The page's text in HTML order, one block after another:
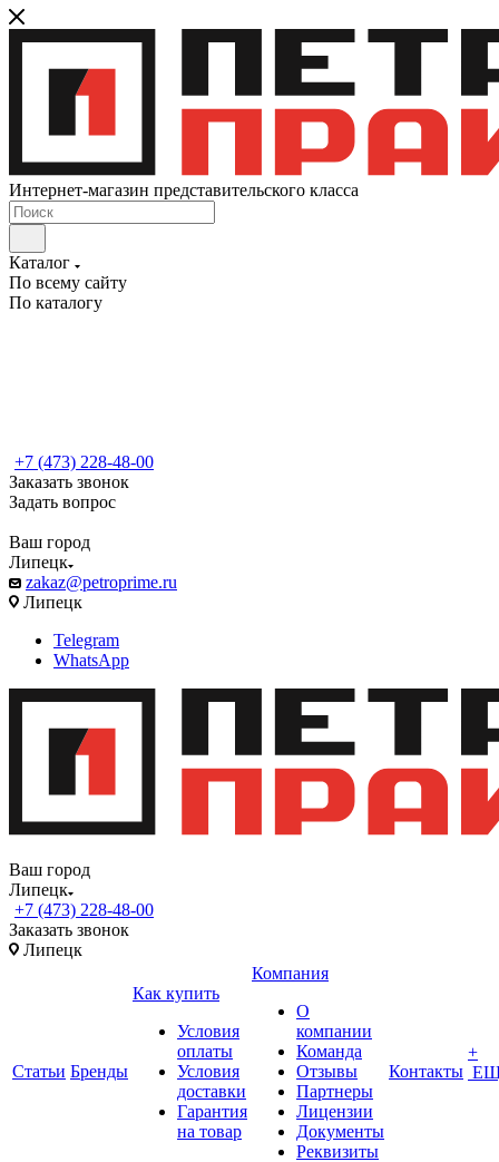
Интернет-магазин представительского класса
Каталог
По всему сайту
По каталогу
+7 (473) 228-48-00
Заказать звонок
Задать вопрос
Ваш город
Липецк
zakaz@petroprime.ru
Липецк
Telegram
WhatsApp
Ваш город
Липецк
+7 (473) 228-48-00
Заказать звонок
Липецк
Статьи Бренды
Как купить
Условия
оплаты
Условия
доставки
Гарантия
на товар
Компания
О
компании
Команда
Отзывы
Партнеры
Лицензии
Документы
Реквизиты
Контакты
+